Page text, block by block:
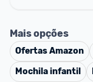
Mais opções
OfertasAmazon
Mochila infantil